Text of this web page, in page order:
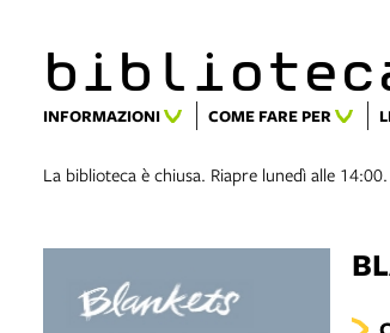
INFORMAZIONI COME FARE PER
La biblioteca è chiusa. Riapre lunedì alle 14:00.